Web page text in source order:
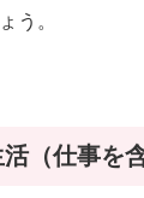
う。
（仕事を含